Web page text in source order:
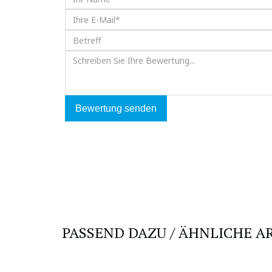
Bewertung senden
PASSEND DAZU / ÄHNLICHE